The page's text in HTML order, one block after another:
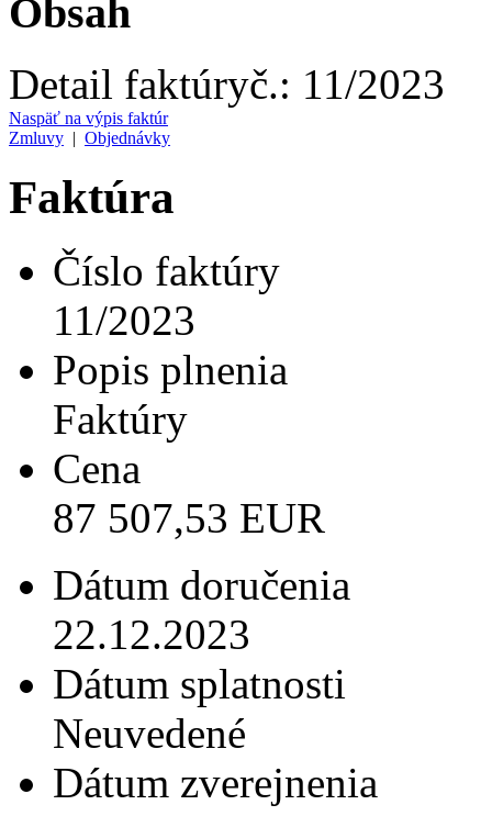
Obsah
Detail faktúryč.: 11/2023
Naspäť na výpis faktúr
Zmluvy | Objednávky
Faktúra
Číslo faktúry
11/2023
Popis plnenia
Faktúry
Cena
87 507,53 EUR
Dátum doručenia
22.12.2023
Dátum splatnosti
Neuvedené
Dátum zverejnenia